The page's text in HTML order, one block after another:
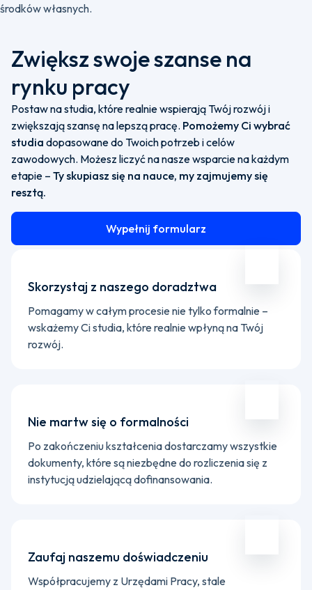
środków własnych.
Zwiększ swoje szanse na
rynku pracy
Postaw na studia, które realnie wspierają Twój rozwój i
zwiększają szansę na lepszą pracę. Pomożemy Ci wybrać
studia dopasowane do Twoich potrzeb i celów
zawodowych. Możesz liczyć na nasze wsparcie na każdym
etapie – Ty skupiasz się na nauce, my zajmujemy się
resztą.
Wypełnij formularz
Skorzystaj z naszego doradztwa
Pomagamy w całym procesie nie tylko formalnie –
wskażemy Ci studia, które realnie wpłyną na Twój
rozwój.
Nie martw się o formalności
Po zakończeniu kształcenia dostarczamy wszystkie
dokumenty, które są niezbędne do rozliczenia się z
instytucją udzielającą dofinansowania.
Zaufaj naszemu doświadczeniu
Współpracujemy z Urzędami Pracy, stale